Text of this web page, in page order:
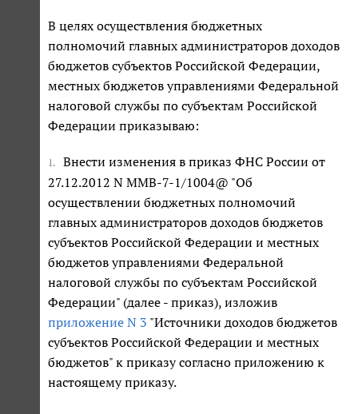
В целях осуществления бюджетных
полномочий главных администраторов доходов
бюджетов субъектов Российской Федерации,
местных бюджетов управлениями Федеральной
налоговой службы по субъектам Российской
Федерации приказываю:
1.
Внести изменения в приказ ФНС России от
27.12.2012 N ММВ-7-1/1004@ "Об
осуществлении бюджетных полномочий
главных администраторов доходов бюджетов
субъектов Российской Федерации и местных
бюджетов управлениями Федеральной
налоговой службы по субъектам Российской
Федерации" (далее - приказ), изложив
приложение N 3 "Источники доходов бюджетов
субъектов Российской Федерации и местных
бюджетов" к приказу согласно приложению к
настоящему приказу.